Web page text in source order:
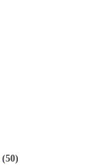
(50)